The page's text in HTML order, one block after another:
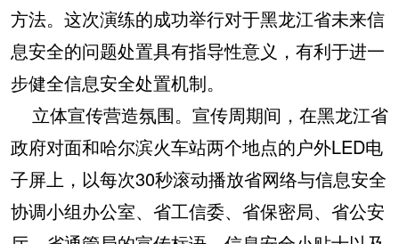
方法。这次演练的成功举行对于黑龙江省未来信
息安全的问题处置具有指导性意义，有利于进一
步健全信息安全处置机制。
立体宣传营造氛围。宣传周期间，在黑龙江省
政府对面和哈尔滨火车站两个地点的户外LED电
子屏上，以每次30秒滚动播放省网络与信息安全
协调小组办公室、省工信委、省保密局、省公安